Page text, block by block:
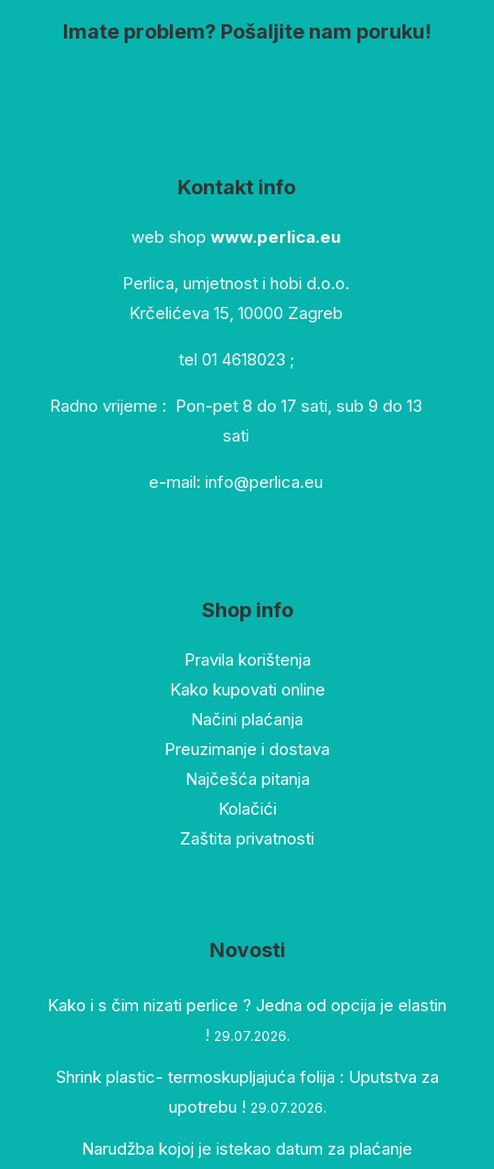
Imate problem? Pošaljite nam poruku!
Kontakt info
web shop www.perlica.eu
Perlica, umjetnost i hobi d.o.o.
Krčelićeva 15, 10000 Zagreb
tel 01 4618023 ;
Radno vrijeme : Pon-pet 8 do 17 sati, sub 9 do 13
sati
e-mail: info@perlica.eu
Shop info
Pravila korištenja
Kako kupovati online
Načini plaćanja
Preuzimanje i dostava
Najčešća pitanja
Kolačići
Zaštita privatnosti
Novosti
Kako i s čim nizati perlice ? Jedna od opcija je elastin
! 29.07.2026.
Shrink plastic- termoskupljajuća folija : Uputstva za
upotrebu ! 29.07.2026.
Narudžba kojoj je istekao datum za plaćanje